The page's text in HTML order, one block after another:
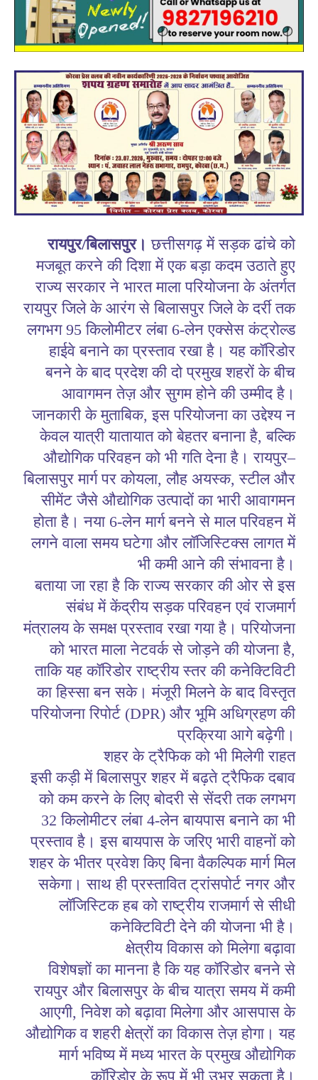
रायपुर/बिलासपुर। छत्तीसगढ़ में सड़क ढांचे को
मजबूत करने की दिशा में एक बड़ा कदम उठाते हुए
राज्य सरकार ने भारत माला परियोजना के अंतर्गत
रायपुर जिले के आरंग से बिलासपुर जिले के दर्री तक
लगभग 95 किलोमीटर लंबा 6-लेन एक्सेस कंट्रोल्ड
हाईवे बनाने का प्रस्ताव रखा है। यह कॉरिडोर
बनने के बाद प्रदेश की दो प्रमुख शहरों के बीच
आवागमन तेज़ और सुगम होने की उम्मीद है।
जानकारी के मुताबिक, इस परियोजना का उद्देश्य न
केवल यात्री यातायात को बेहतर बनाना है, बल्कि
औद्योगिक परिवहन को भी गति देना है। रायपुर–
बिलासपुर मार्ग पर कोयला, लौह अयस्क, स्टील और
सीमेंट जैसे औद्योगिक उत्पादों का भारी आवागमन
होता है। नया 6-लेन मार्ग बनने से माल परिवहन में
लगने वाला समय घटेगा और लॉजिस्टिक्स लागत में
भी कमी आने की संभावना है।
बताया जा रहा है कि राज्य सरकार की ओर से इस
संबंध में केंद्रीय सड़क परिवहन एवं राजमार्ग
मंत्रालय के समक्ष प्रस्ताव रखा गया है। परियोजना
को भारत माला नेटवर्क से जोड़ने की योजना है,
ताकि यह कॉरिडोर राष्ट्रीय स्तर की कनेक्टिविटी
का हिस्सा बन सके। मंजूरी मिलने के बाद विस्तृत
परियोजना रिपोर्ट (DPR) और भूमि अधिग्रहण की
प्रक्रिया आगे बढ़ेगी।
शहर के ट्रैफिक को भी मिलेगी राहत
इसी कड़ी में बिलासपुर शहर में बढ़ते ट्रैफिक दबाव
को कम करने के लिए बोदरी से सेंदरी तक लगभग
32 किलोमीटर लंबा 4-लेन बायपास बनाने का भी
प्रस्ताव है। इस बायपास के जरिए भारी वाहनों को
शहर के भीतर प्रवेश किए बिना वैकल्पिक मार्ग मिल
सकेगा। साथ ही प्रस्तावित ट्रांसपोर्ट नगर और
लॉजिस्टिक हब को राष्ट्रीय राजमार्ग से सीधी
कनेक्टिविटी देने की योजना भी है।
क्षेत्रीय विकास को मिलेगा बढ़ावा
विशेषज्ञों का मानना है कि यह कॉरिडोर बनने से
रायपुर और बिलासपुर के बीच यात्रा समय में कमी
आएगी, निवेश को बढ़ावा मिलेगा और आसपास के
औद्योगिक व शहरी क्षेत्रों का विकास तेज़ होगा। यह
मार्ग भविष्य में मध्य भारत के प्रमुख औद्योगिक
कॉरिडोर के रूप में भी उभर सकता है।